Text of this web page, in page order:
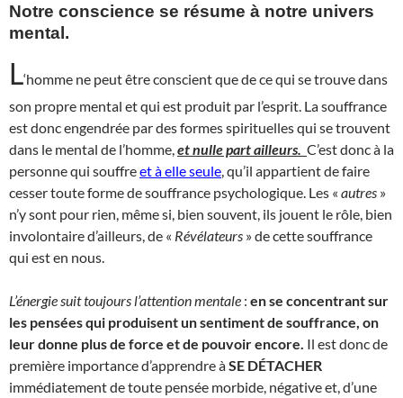
Notre conscience se résume à notre univers
mental.
L‘homme ne peut être conscient que de ce qui se trouve dans
son propre mental et qui est produit par l’esprit. La souffrance
est donc engendrée par des formes spirituelles qui se trouvent
dans le mental de l’homme, et nulle part ailleurs. C’est donc à la
personne qui souffreet à elle seule , qu’il appartient de faire
cesser toute forme de souffrance psychologique. Les « autres »
n’y sont pour rien, même si, bien souvent, ils jouent le rôle, bien
involontaire d’ailleurs, de « Révélateurs » de cette souffrance
qui est en nous.
L’énergie suit toujours l’attention mentale : en se concentrant sur
les pensées qui produisent un sentiment de souffrance, on
leur donne plus de force et de pouvoir encore. Il est donc de
première importance d’apprendre àSE DÉTACHER
immédiatement de toute pensée morbide, négative et, d’une